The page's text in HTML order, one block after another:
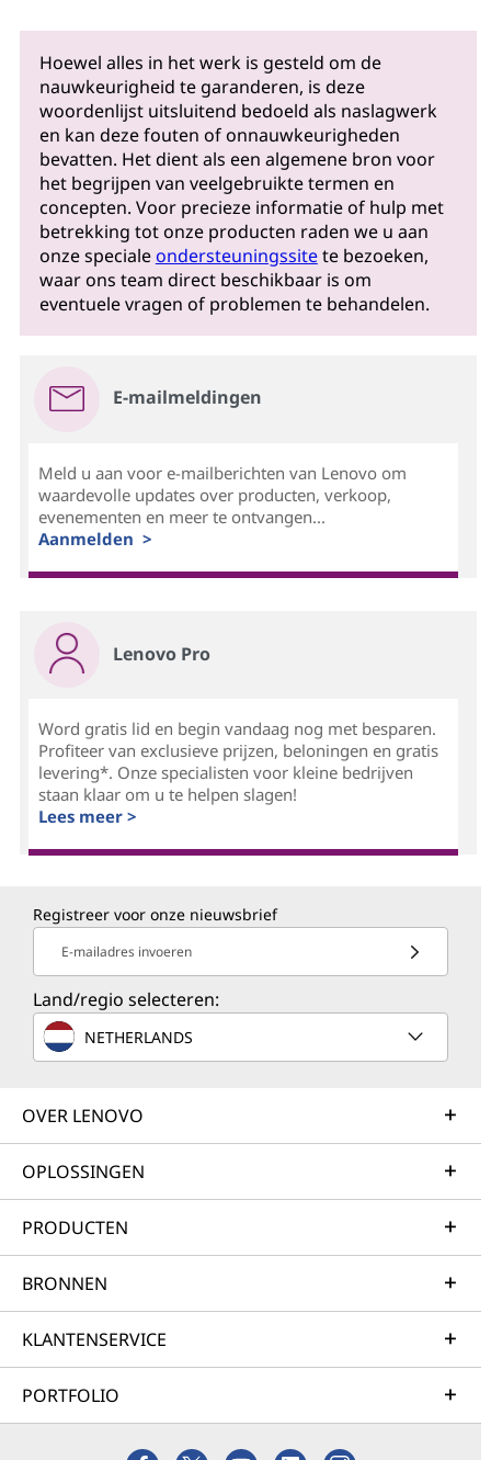
Hoewel alles in het werk is gesteld om de
nauwkeurigheid te garanderen, is deze
woordenlijst uitsluitend bedoeld als naslagwerk
en kan deze fouten of onnauwkeurigheden
bevatten. Het dient als een algemene bron voor
het begrijpen van veelgebruikte termen en
concepten. Voor precieze informatie of hulp met
betrekking tot onze producten raden we u aan
onze specialeondersteuningssitete bezoeken,
waar ons team direct beschikbaar is om
eventuele vragen of problemen te behandelen.
E-mailmeldingen
Meld u aan voor e-mailberichten van Lenovo om
waardevolle updates over producten, verkoop,
evenementen en meer te ontvangen...
Aanmelden >
Lenovo Pro
Word gratis lid en begin vandaag nog met besparen.
Profiteer van exclusieve prijzen, beloningen en gratis
levering*. Onze specialisten voor kleine bedrijven
staan klaar om u te helpen slagen!
Lees meer >
Registreer voor onze nieuwsbrief
E-mailadres invoeren
Land/regio selecteren:
NETHERLANDS
OVER LENOVO
OPLOSSINGEN
PRODUCTEN
BRONNEN
KLANTENSERVICE
PORTFOLIO